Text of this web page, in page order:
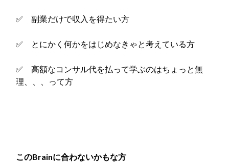
✅ 副業だけで収入を得たい方
✅ とにかく何かをはじめなきゃと考えている方
✅ 高額なコンサル代を払って学ぶのはちょっと無
理、、、って方
このBrainに合わないかもな方